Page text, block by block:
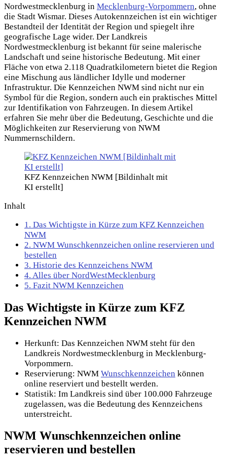
Nordwestmecklenburg in Mecklenburg-Vorpommern, ohne
die Stadt Wismar. Dieses Autokennzeichen ist ein wichtiger
Bestandteil der Identität der Region und spiegelt ihre
geografische Lage wider. Der Landkreis
Nordwestmecklenburg ist bekannt für seine malerische
Landschaft und seine historische Bedeutung. Mit einer
Fläche von etwa 2.118 Quadratkilometern bietet die Region
eine Mischung aus ländlicher Idylle und moderner
Infrastruktur. Die Kennzeichen NWM sind nicht nur ein
Symbol für die Region, sondern auch ein praktisches Mittel
zur Identifikation von Fahrzeugen. In diesem Artikel
erfahren Sie mehr über die Bedeutung, Geschichte und die
Möglichkeiten zur Reservierung von NWM
Nummernschildern.
KFZ Kennzeichen NWM [Bildinhalt mit
KI erstellt]
Inhalt
1. Das Wichtigste in Kürze zum KFZ Kennzeichen
NWM
2. NWM Wunschkennzeichen online reservieren und
bestellen
3. Historie des Kennzeichens NWM
4. Alles über NordWestMecklenburg
5. Fazit NWM Kennzeichen
Das Wichtigste in Kürze zum KFZ
Kennzeichen NWM
Herkunft: Das Kennzeichen NWM steht für den
Landkreis Nordwestmecklenburg in Mecklenburg-
Vorpommern.
Reservierung: NWM Wunschkennzeichen können
online reserviert und bestellt werden.
Statistik: Im Landkreis sind über 100.000 Fahrzeuge
zugelassen, was die Bedeutung des Kennzeichens
unterstreicht.
NWM Wunschkennzeichen online
reservieren und bestellen